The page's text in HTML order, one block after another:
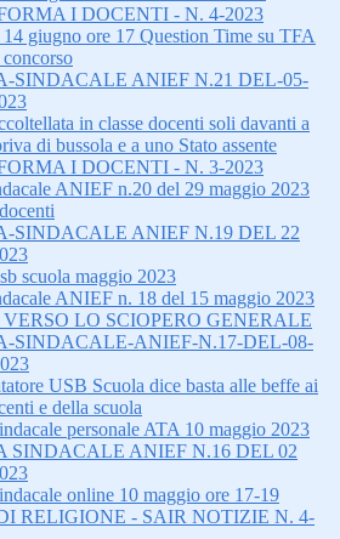
I DOCENTI - N. 4-2023
giugno ore 17 Question Time su TFA
SINDACALE ANIEF N.21 DEL-05-
in classe docenti soli davanti a
di bussola e a uno Stato assente
I DOCENTI - N. 3-2023
ANIEF n.20 del 29 maggio 2023
SINDACALE ANIEF N.19 DEL 22
scuola maggio 2023
ANIEF n. 18 del 15 maggio 2023
VERSO LO SCIOPERO GENERALE
SINDACALE-ANIEF-N.17-DEL-08-
USB Scuola dice basta alle beffe ai
e della scuola
personale ATA 10 maggio 2023
SINDACALE ANIEF N.16 DEL 02
online 10 maggio ore 17-19
RELIGIONE - SAIR NOTIZIE N. 4-